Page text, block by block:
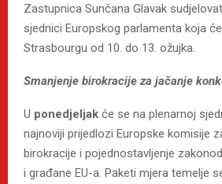
Zastupnica Sunčana Glavak
sjednici Europskog parlamenta koja
Strasbourgu od 10. do 13. ožujka.
Smanjenje birokracije za jačanje
U ponedjeljak će se na plenarnoj
najnoviji prijedlozi Europske komisije
birokracije i pojednostavljenje
i građane EU-a. Paketi mjera temelje